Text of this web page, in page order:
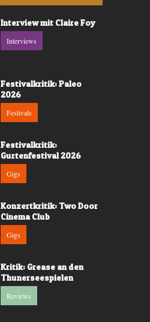
Interview mit Claire Foy
Interviews
Festivalkritik: Paleo
2026
Festivals
Festivalkritik:
Gurtenfestival 2026
Gigs
Konzertkritik: Two Door
Cinema Club
Gigs
Kritik: Grease an den
Thunerseespielen
Reviews